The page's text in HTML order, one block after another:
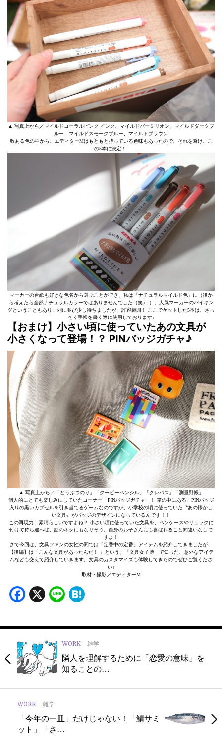
▲ 写真上から／マイルドコーラルピンク インク、マイルドバーミリオン、マイルドダークブ
ルー、マイルドスモークブルー、マイルドブラウン
数ある色の中から、エディターMはもともと持っている色味もあったので、それを避け、こ
の5本に決定！
マーカーの台紙も好きな色名から選ぶことができ、私は「ナチュラルマイルド色」に（後か
ら考えたら全然ナチュラルカラーではありませんでした（笑） ）。人気マーカーのバイキン
グということもあり、列に並び少し待ちましたが、許容範囲！ ここでゲットした5本は、さっ
そく手帳を書く際に使用しております♪
【おまけ】小さい頃に使っていたあの文具が
小さくなって登場！？ PINバッジガチャ♪
▲ 写真上から／「どうぶつのり」「クーピーペンシル」「クレパス」「測量野帳」
個人的にとても楽しみにしていたコーナー「PINバッジガチャ」！ 箱の中にある、PINバッジ
入りの黒いカプセルを引き当てるゲームなのですが、小学校の頃に使っていた〝あの懐かし
い文具〟がバッジのデザインになっているんです！！
この再現力、素晴らしいですよね？ 小さい頃に使っていた文具を、ペンケースやリュックに
付けて持ち運べば、話のネタにもなりそう。自身のお子さんにも喜ばれること間違いなしで
すよ！
さて今回は、文具ファンの女性の間では「定番中の定番」アイテムを紹介してきましたが、
【後編】は「こんな文具があったんだ！ 」という、「文具女子博」で知った、意外なアイテ
ムなども交えて紹介していきます。文具のカスタマイズも体験してきたのでぜひご覧くださ
い♪
取材・撮影／エディターM
Facebook
X Line
WORK 雑学
隣人を理解するために「恋愛の意味」を
知ることの…
WORK 雑学
「今年の一皿」だけじゃない！「鯖サミ
ット」「さ…